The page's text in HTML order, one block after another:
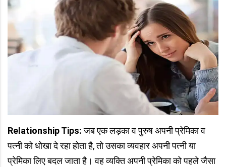
Relationship Tips:जब एक लड़का व पुरुष अपनी प्रेमिका व
पत्नी को धोखा दे रहा होता है, तो उसका व्यवहार अपनी पत्नी या
प्रेमिका लिए बदल जाता है। वह व्यक्ति अपनी प्रेमिका को पहले जैसा